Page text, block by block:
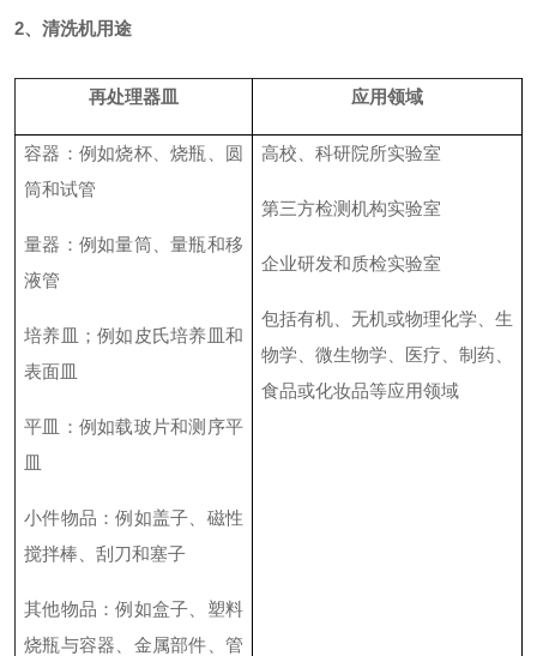
2、清洗机用途
再处理器皿 应用领域
容器 ： 例如烧杯、烧瓶、圆
筒和试管
量器 ： 例如量筒、量瓶和移
液管
培养皿 ； 例如皮氏培养皿和
表面皿
平皿 ： 例如载玻片和测序平
皿
小件物品 ：例如盖子、磁性
搅拌棒、刮刀和塞子
其他物品 ：例如盒子、塑料
烧瓶与容器、金属部件、管
高校、科研院所实验室
第三方检测机构实验室
企业研发和质检实验室
包括有机、无机或物理化学、生
物学、微生物学、医疗、制药、
食品或化妆品等应用领域